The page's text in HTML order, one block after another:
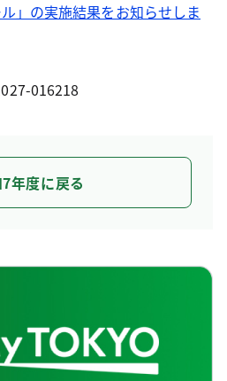
」の実施結果をお知らせしま
016218
年度に戻る